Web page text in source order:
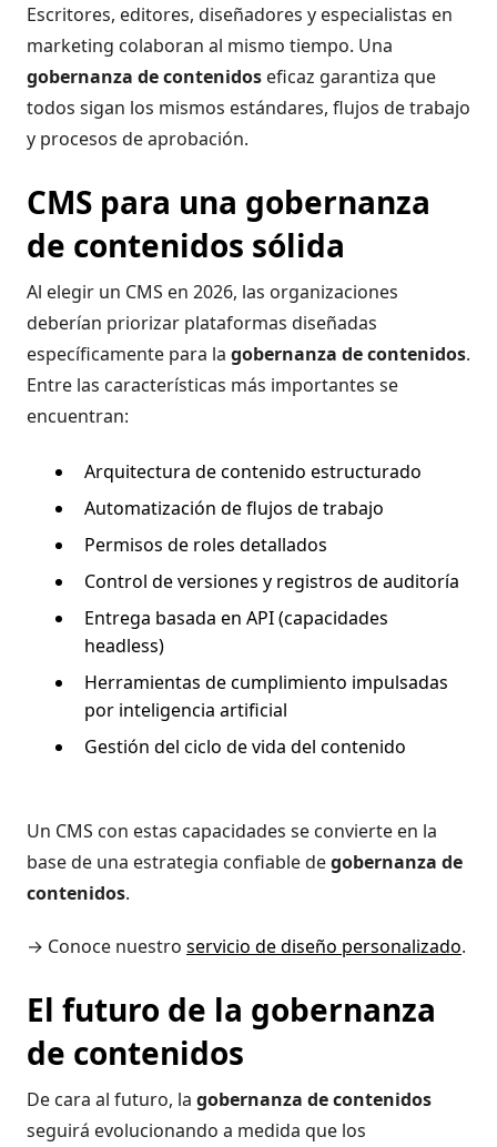
Escritores, editores, diseñadores y especialistas en
marketing colaboran al mismo tiempo. Una
gobernanza de contenidos eficaz garantiza que
todos sigan los mismos estándares, flujos de trabajo
y procesos de aprobación.
CMS para una gobernanza
de contenidos sólida
Al elegir un CMS en 2026, las organizaciones
deberían priorizar plataformas diseñadas
específicamente para la gobernanza de contenidos.
Entre las características más importantes se
encuentran:
Arquitectura de contenido estructurado
Automatización de flujos de trabajo
Permisos de roles detallados
Control de versiones y registros de auditoría
Entrega basada en API (capacidades
headless)
Herramientas de cumplimiento impulsadas
por inteligencia artificial
Gestión del ciclo de vida del contenido
Un CMS con estas capacidades se convierte en la
base de una estrategia confiable degobernanza de
contenidos.
→ Conoce nuestro servicio de diseño personalizado.
El futuro de la gobernanza
de contenidos
De cara al futuro, la gobernanza de contenidos
seguirá evolucionando a medida que los